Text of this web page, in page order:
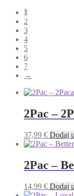
1
2
3
4
5
6
7
→
2Pac –
37,99 € Dodaj
2Pac –
14,99 € Dodaj